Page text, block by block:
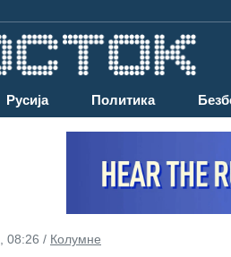
Русија Политика
08:26 / Колумне